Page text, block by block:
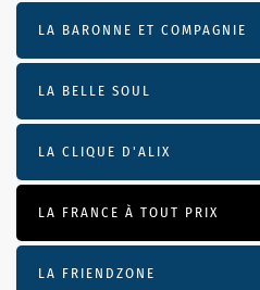
LA BARONNE ET COMPAGNIE
LA BELLE SOUL
LA CLIQUE D'ALIX
LA FRANCE À TOUT PRIX
LA FRIENDZONE